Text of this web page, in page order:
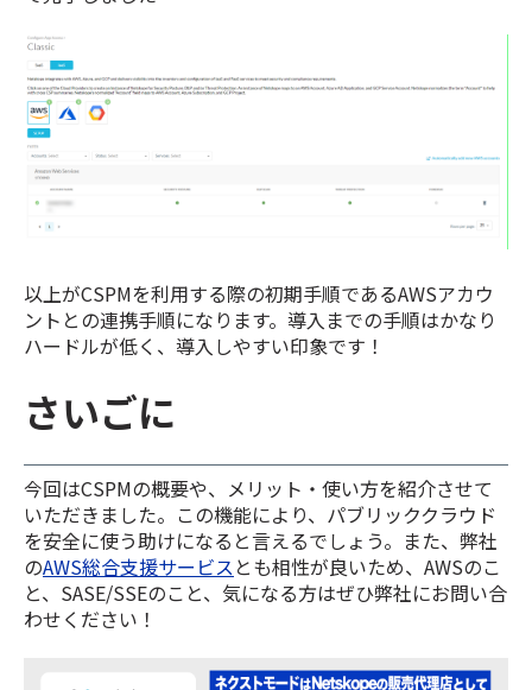
以上がCSPMを利用する際の初期手順であるAWSアカウ
ントとの連携手順になります。導入までの手順はかなり
ハードルが低く、導入しやすい印象です！
さいごに
今回はCSPMの概要や、メリット・使い方を紹介させて
いただきました。この機能により、パブリッククラウド
を安全に使う助けになると言えるでしょう。また、弊社
のAWS総合支援サービスとも相性が良いため、AWSのこ
と、SASE/SSEのこと、気になる方はぜひ弊社にお問い合
わせください！